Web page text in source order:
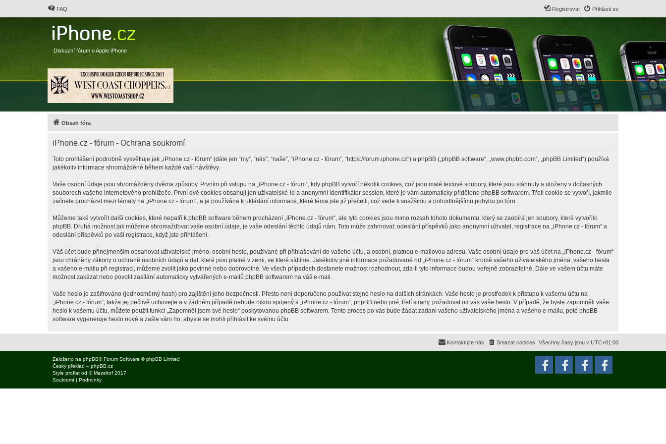
FAQ Přihlásit se
Registrovat
Diskuzní fórum o Apple iPhone
Obsah fóra
iPhone.cz - fórum - Ochrana soukromí
Toto prohlášení podrobně vysvětluje jak „iPhone.cz - fórum“ (dále jen “my”, “nás”, “naše”, “iPhone.cz - fórum”, “https://forum.iphone.cz”) a phpBB („phpBB software“, „www.phpbb.com“, „phpBB Limited“) používá
jakékoliv informace shromážděné během každé vaší návštěvy.
Vaše osobní údaje jsou shromážděny dvěma způsoby. Prvním při vstupu na „iPhone.cz - fórum“, kdy phpBB vytvoří několik cookies, což jsou malé textové soubory, které jsou stáhnuty a uloženy v dočasných
souborech vašeho internetového prohlížeče. První dvě cookies obsahují jen uživatelské-id a anonymní identifikátor session, které je vám automaticky přiděleno phpBB softwarem. Třetí cookie se vytvoří, jakmile
začnete procházet mezi tématy na „iPhone.cz - fórum“, a je používána k ukládání informace, které téma jste již přečetli, což vede k snažšímu a pohodlnějšímu pohybu po fóru.
Můžeme také vytvořit další cookies, které nepatří k phpBB software během procházení „iPhone.cz - fórum“, ale tyto cookies jsou mimo rozsah tohoto dokumentu, který se zaobírá jen soubory, které vytvořilo
phpBB. Druhá možnost jak můžeme shromažďovat vaše osobní údaje, je vaše odeslání těchto údajů nám. Toto může zahrnovat: odeslání příspěvků jako anonymní uživatel, registrace na „iPhone.cz - fórum“ a
odeslání příspěvků po vaší registrace, když jste přihlášeni.
Váš účet bude přinejmenším obsahovat uživatelské jméno, osobní heslo, používané při přihlašování do vašeho účtu, a osobní, platnou e-mailovou adresu. Vaše osobní údaje pro váš účet na „iPhone.cz - fórum“
jsou chráněny zákony o ochraně osobních údajů a dat, které jsou platné v zemi, ve které sídlíme. Jakékoliv jiné informace požadované od „iPhone.cz - fórum“ kromě vašeho uživatelského jména, vašeho hesla
a vašeho e-mailu při registraci, můžeme zvolit jako povinné nebo dobrovolné. Ve všech případech dostanete možnost rozhodnout, zda-li tyto informace budou veřejně zobrazitelné. Dále ve vašem účtu máte
možnost zakázat nebo povolit zasílání automaticky vytvářených e-mailů phpBB softwarem na váš e-mail.
Vaše heslo je zašifrováno (jednosměrný hash) pro zajištění jeho bezpečnosti. Přesto není doporučeno používat stejné heslo na dalších stránkách. Vaše heslo je prostředek k přístupu k vašemu účtu na
„iPhone.cz - fórum“, takže jej pečlivě uchovejte a v žádném případě nebude nikdo spojený s „iPhone.cz - fórum“, phpBB nebo jiné, třetí strany, požadovat od vás vaše heslo. V případě, že byste zapomněli vaše
heslo k vašemu účtu, můžete použít funkci „Zapomněl jsem své heslo“ poskytovanou phpBB softwarem. Tento proces po vás bude žádat zadaní vašeho uživatelského jména a vašeho e-mailu, poté phpBB
software vygeneruje heslo nové a zašle vám ho, abyste se mohli přihlásit ke svému účtu.
Všechny časy jsou v UTC+01:00
Smazat cookies
Kontaktujte nás
Založeno na phpBB® Forum Software © phpBB Limited
Český překlad – phpBB.cz
Style proflat od ©Mazeltof 2017
Soukromí | Podmínky